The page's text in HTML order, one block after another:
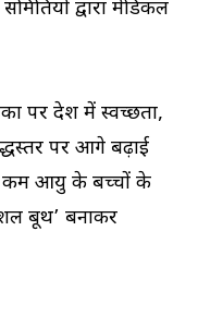
द्वारा मेडिकल
पर प्रदेश में स्वच्छता,
पर आगे बढ़ाई
से कम आयु के बच्चों के
बूथ’ बनाकर